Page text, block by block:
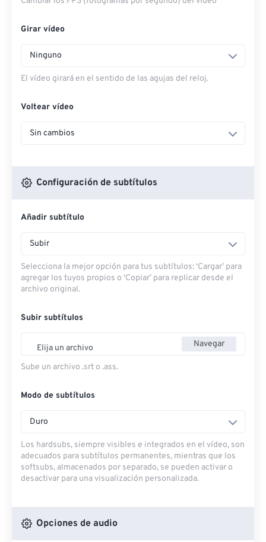
Girar vídeo
Ninguno
El vídeo girará en el sentido de las agujas del reloj.
Voltear vídeo
Sin cambios
Configuración de subtítulos
Añadir subtítulo
Subir
Selecciona la mejor opción para tus subtítulos: ‘Cargar’ para
agregar los tuyos propios o ‘Copiar’ para replicar desde el
archivo original.
Subir subtítulos
Elija un archivo Navegar
Sube un archivo .srt o .ass.
Modo de subtítulos
Duro
Los hardsubs, siempre visibles e integrados en el vídeo, son
adecuados para subtítulos permanentes, mientras que los
softsubs, almacenados por separado, se pueden activar o
desactivar para una visualización personalizada.
Opciones de audio